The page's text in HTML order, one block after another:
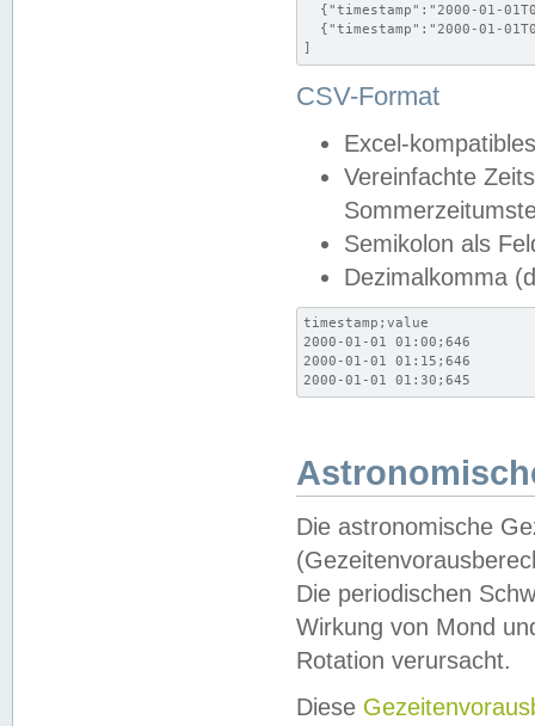
{"timestamp":"2000-01-
{"timestamp":"2000-01-
]
CSV-Format
Excel-
Vereinfachte
Semikolon als
Dezimalkomma
timestamp;value
2000-01-01 01:00;646
2000-01-01 01:15;646
2000-01-01 01:30;645
Die astronomische
Die periodischen
Wirkung von Mond
Rotation verursacht.
Diese